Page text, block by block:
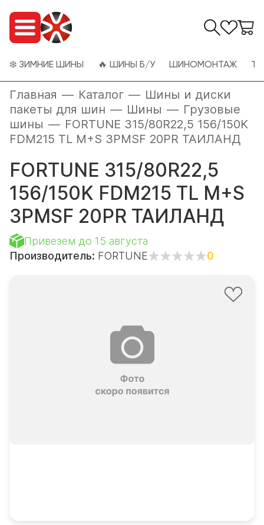
❄️ ЗИМНИЕ ШИНЫ 🔥 ШИНЫ Б/У ШИНОМОНТАЖ
Главная — Каталог — Шины и диски
пакеты для шин — Шины — Грузовые
шины — FORTUNE 315/80R22,5 156/150K
FDM215 TL M+S 3PMSF 20PR ТАИЛАНД
FORTUNE 315/80R22,5
156/150K FDM215 TL M+S
3PMSF 20PR ТАИЛАНД
Привезем до 15 августа
Производитель: FORTUNE 0